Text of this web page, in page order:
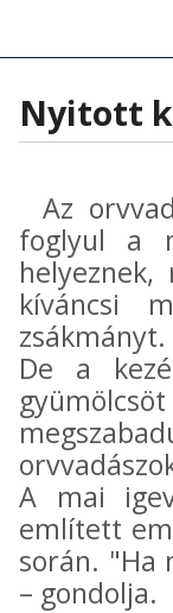
Nyitott
Az
foglyul a
kíváncsi
zsákmányt.
De a
A mai
említett
során. "Ha
– gondolja.